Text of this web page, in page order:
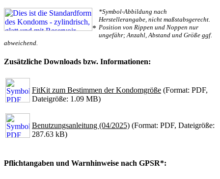
*
*Symbol-Abbildung nach
Herstellerangabe, nicht maßstabsgerecht.
Position von Rippen und Noppen nur
ungefähr; Anzahl, Abstand und Größe ggf.
abweichend.
Zusätzliche Downloads bzw. Informationen:
FitKit zum Bestimmen der Kondomgröße (Format: PDF,
Dateigröße: 1.09 MB)
Benutzungsanleitung (04/2025) (Format: PDF, Dateigröße:
287.63 kB)
Pflichtangaben und Warnhinweise nach GPSR*: